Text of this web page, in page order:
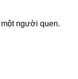
người quen.